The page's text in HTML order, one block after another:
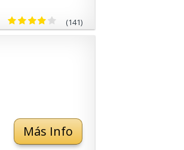
(141)
Más Info